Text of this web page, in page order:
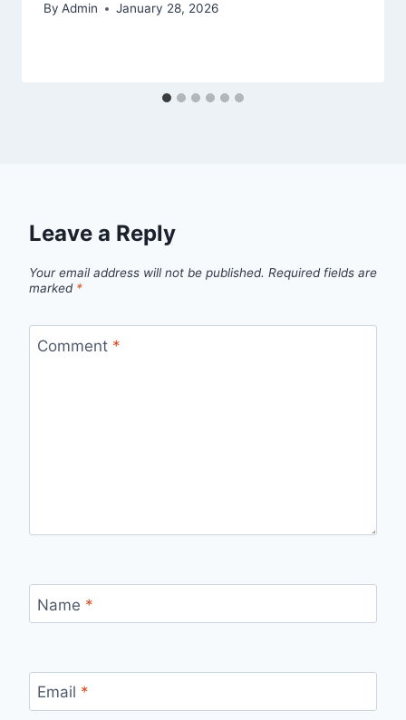
By Admin January 28, 2026
Leave a Reply
Your email address will not be published. Required fields are
marked *
Comment *
Name *
Email *